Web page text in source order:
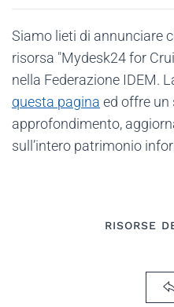
Siamo lieti di annunciare
risorsa "Mydesk24 for
nella Federazione IDEM.
questa pagina ed offre un
approfondimento,
sull’intero patrimonio
RISORSE